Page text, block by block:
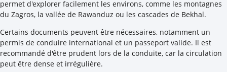
permet d'explorer facilement les environs, comme les montagnes
du Zagros, la vallée de Rawanduz ou les cascades de Bekhal.
Certains documents peuvent être nécessaires, notamment un
permis de conduire international et un passeport valide. Il est
recommandé d'être prudent lors de la conduite, car la circulation
peut être dense et irrégulière.